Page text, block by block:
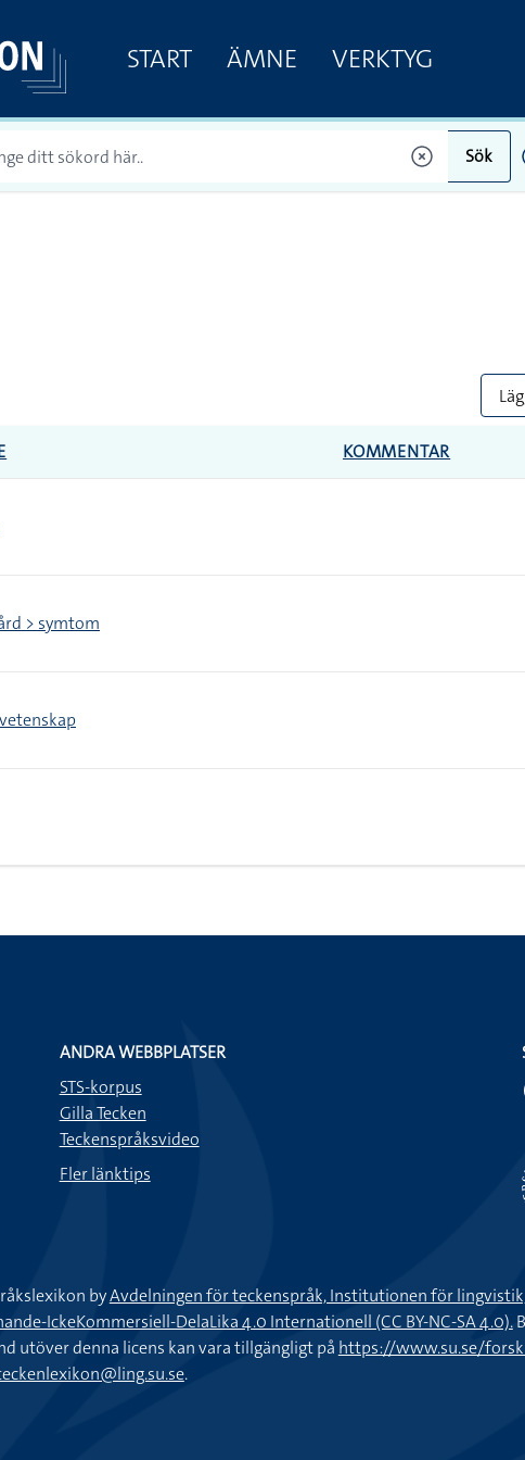
START ÄMNE VERKTYG
Sök
KOMMENTAR
> symtom
ANDRA WEBBPLATSER
STS-korpus
Gilla Tecken
Teckenspråksvideo
Fler länktips
byAvdelningen för teckenspråk, Institutionen för
IckeKommersiell-DelaLika 4.0 Internationell (CC BY-NC-SA 4.0).
utöver denna licens kan vara tillgängligt på https://www.su.se/
.